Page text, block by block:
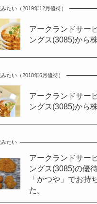
たい（2019年12月優待）
アークランドサー
ングス(3085)から
たい（2018年6月優待）
アークランドサー
ングス(3085)から
みたい
アークランドサー
ングス(3085)の優
「かつや」でお持
た。